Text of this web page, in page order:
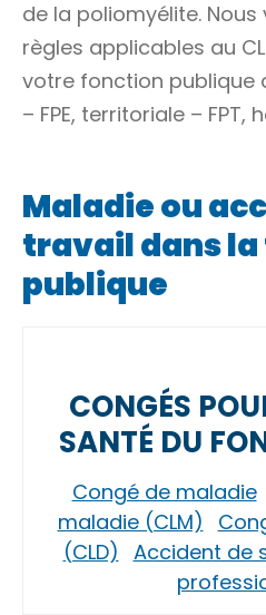
de la poliomyélite.
règles applicables au
votre fonction publique
– FPE, territoriale – FPT,
Maladie ou
travail dans
publique
CONGÉS
SANTÉ DU
Congé de maladie
maladie (CLM)
(CLD) Accident de